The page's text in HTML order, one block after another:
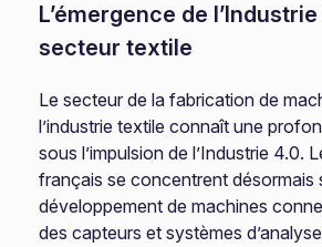
L’émergence de
secteur textile
Le secteur de la fabrication de
l’industrie textile connaît une
sous l’impulsion de l’Industrie 4.0.
français se concentrent désormais
développement de machines
des capteurs et systèmes